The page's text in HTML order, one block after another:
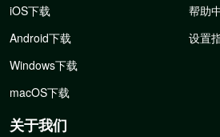
iOS下载
Android下载
Windows下载
macOS下载
帮助
设置
关于我们